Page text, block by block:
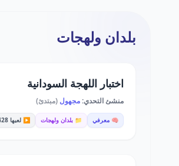
بلدان ولهجات
اختبار اللهجة السودانية
منشئ التحدي:مجهول (مبتدئ)
🧠 معرفي 📁 بلدان ولهجات ▶️ لعبها 4,428